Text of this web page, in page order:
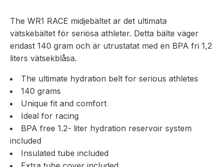
The WR1 RACE midjebältet ar det ultimata
vätskebältet för seriösa athleter. Detta bälte väger
endast 140 gram och är utrustatat med en BPA fri 1,2
liters vätsekblåsa.
The ultimate hydration belt for serious athletes
140 grams
Unique fit and comfort
Ideal for racing
BPA free 1.2- liter hydration reservoir system
included
Insulated tube included